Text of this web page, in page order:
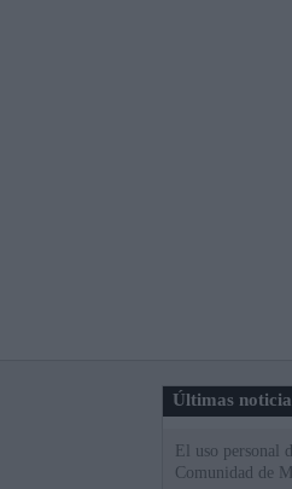
Últimas
El uso personal
Comunidad de